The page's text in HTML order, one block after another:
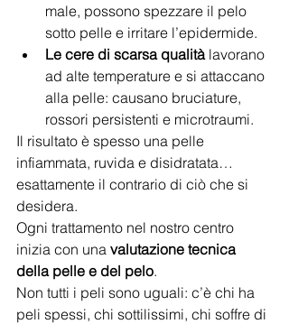
male, possono spezzare il pelo
sotto pelle e irritare l’epidermide.
Le cere di scarsa qualità lavorano
ad alte temperature e si attaccano
alla pelle: causano bruciature,
rossori persistenti e microtraumi.
Il risultato è spesso una pelle
infiammata, ruvida e disidratata…
esattamente il contrario di ciò che si
desidera.
Ogni trattamento nel nostro centro
inizia con una valutazione tecnica
della pelle e del pelo.
Non tutti i peli sono uguali: c’è chi ha
peli spessi, chi sottilissimi, chi soffre di